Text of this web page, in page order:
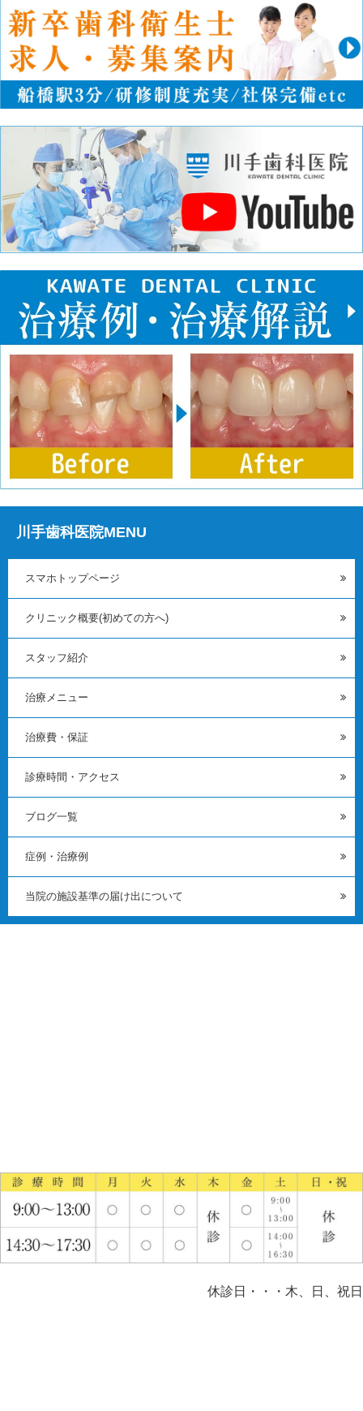
川手歯科医院MENU
スマホトップページ
クリニック概要(初めての方へ)
スタッフ紹介
治療メニュー
治療費・保証
診療時間・アクセス
ブログ一覧
症例・治療例
当院の施設基準の届け出について
休診日・・・木、日、祝日